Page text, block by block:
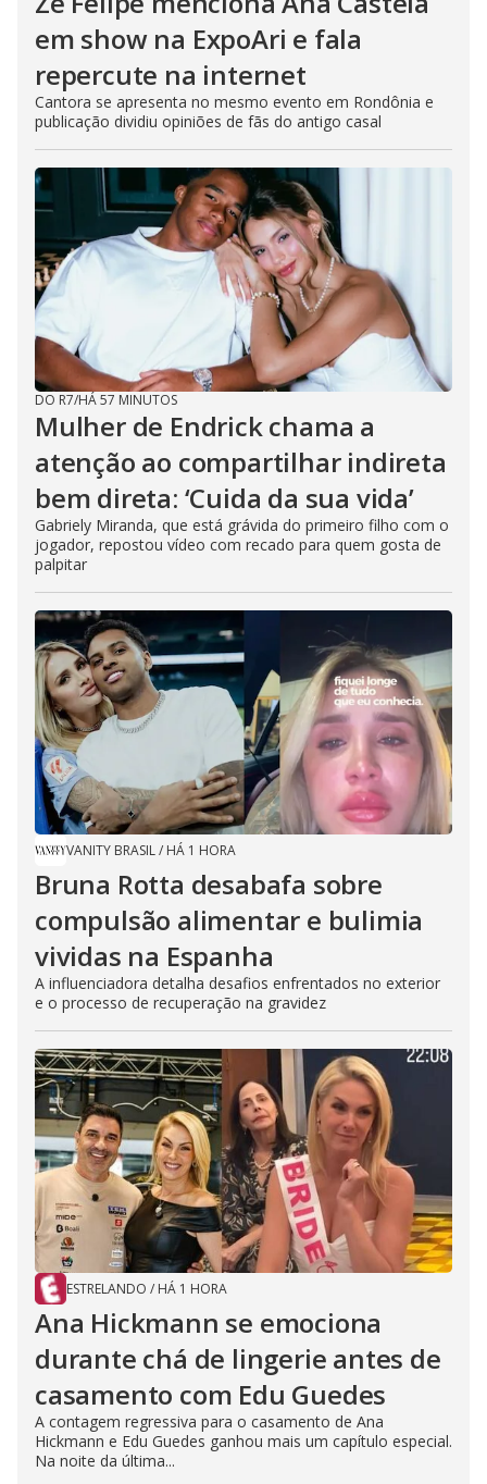
em show na ExpoAri e fala
repercute na internet
Cantora se apresenta no mesmo evento em Rondônia e
publicação dividiu opiniões de fãs do antigo casal
DO R7/HÁ 57 MINUTOS
Mulher de Endrick chama a
atenção ao compartilhar indireta
bem direta: ‘Cuida da sua vida’
Gabriely Miranda, que está grávida do primeiro filho com o
jogador, repostou vídeo com recado para quem gosta de
palpitar
VANITY BRASIL/ HÁ 1 HORA
Bruna Rotta desabafa sobre
compulsão alimentar e bulimia
vividas na Espanha
A influenciadora detalha desafios enfrentados no exterior
e o processo de recuperação na gravidez
ESTRELANDO / HÁ 1 HORA
Ana Hickmann se emociona
durante chá de lingerie antes de
casamento com Edu Guedes
A contagem regressiva para o casamento de Ana
Hickmann e Edu Guedes ganhou mais um capítulo especial.
Na noite da última...